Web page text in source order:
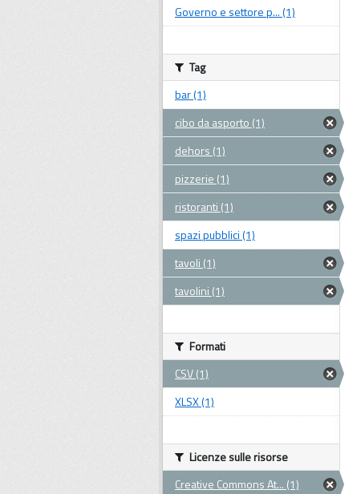
Governo e settore p... (1)
Tag
bar (1)
cibo da asporto (1)
dehors (1)
pizzerie (1)
ristoranti (1)
spazi pubblici (1)
tavoli (1)
tavolini (1)
Formati
CSV (1)
XLSX (1)
Licenze sulle risorse
Creative Commons At... (1)